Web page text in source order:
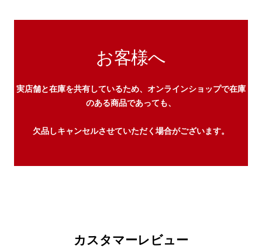
お客様へ
実店舗と在庫を共有しているため、オンラインショップで在庫
のある商品であっても、
欠品しキャンセルさせていただく場合がございます。
カスタマーレビュー